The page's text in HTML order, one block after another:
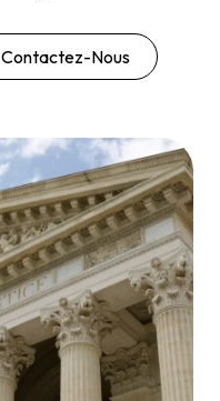
Contactez-Nous